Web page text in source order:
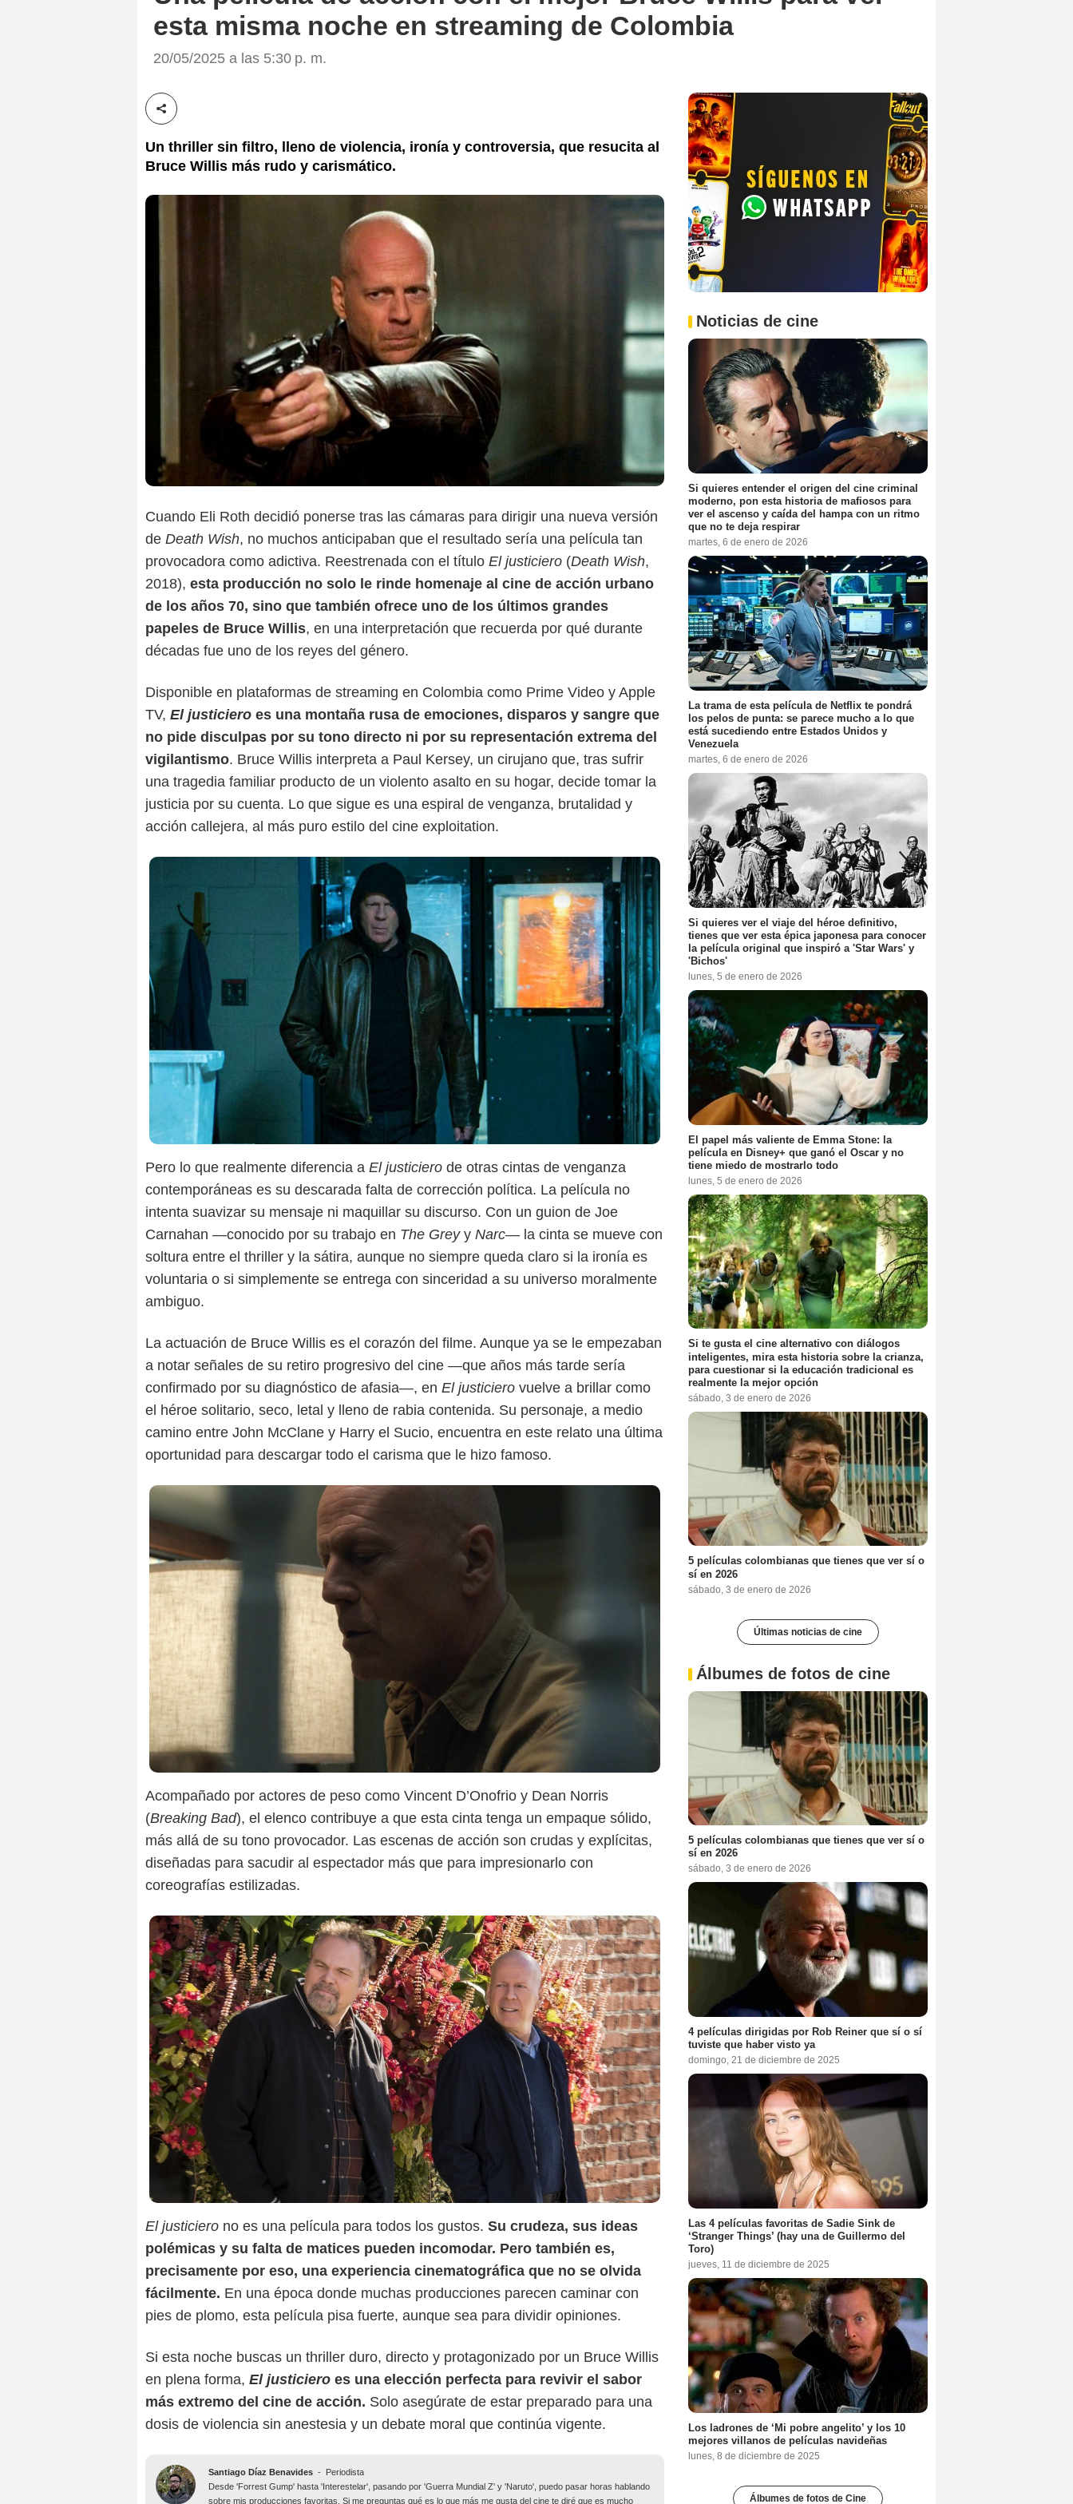
esta misma noche en streaming de Colombia
20/05/2025 a las 5:30 p. m.
Compartir esta noticia
Un thriller sin filtro, lleno de violencia, ironía y controversia, que resucita al
Bruce Willis más rudo y carismático.
Cuando Eli Roth decidió ponerse tras las cámaras para dirigir una nueva versión
de Death Wish, no muchos anticipaban que el resultado sería una película tan
provocadora como adictiva. Reestrenada con el título El justiciero (Death Wish,
2018), esta producción no solo le rinde homenaje al cine de acción urbano
de los años 70, sino que también ofrece uno de los últimos grandes
papeles de Bruce Willis, en una interpretación que recuerda por qué durante
décadas fue uno de los reyes del género.
Disponible en plataformas de streaming en Colombia como Prime Video y Apple
TV, El justiciero es una montaña rusa de emociones, disparos y sangre que
no pide disculpas por su tono directo ni por su representación extrema del
vigilantismo. Bruce Willis interpreta a Paul Kersey, un cirujano que, tras sufrir
una tragedia familiar producto de un violento asalto en su hogar, decide tomar la
justicia por su cuenta. Lo que sigue es una espiral de venganza, brutalidad y
acción callejera, al más puro estilo del cine exploitation.
Apple TV+
Pero lo que realmente diferencia a El justiciero de otras cintas de venganza
contemporáneas es su descarada falta de corrección política. La película no
intenta suavizar su mensaje ni maquillar su discurso. Con un guion de Joe
Carnahan —conocido por su trabajo en The Greyy Narc— la cinta se mueve con
soltura entre el thriller y la sátira, aunque no siempre queda claro si la ironía es
voluntaria o si simplemente se entrega con sinceridad a su universo moralmente
ambiguo.
La actuación de Bruce Willis es el corazón del filme. Aunque ya se le empezaban
a notar señales de su retiro progresivo del cine —que años más tarde sería
confirmado por su diagnóstico de afasia—, en El justiciero vuelve a brillar como
el héroe solitario, seco, letal y lleno de rabia contenida. Su personaje, a medio
camino entre John McClane y Harry el Sucio, encuentra en este relato una última
oportunidad para descargar todo el carisma que le hizo famoso.
Acompañado por actores de peso como Vincent D’Onofrio y Dean Norris
(Breaking Bad), el elenco contribuye a que esta cinta tenga un empaque sólido,
más allá de su tono provocador. Las escenas de acción son crudas y explícitas,
diseñadas para sacudir al espectador más que para impresionarlo con
coreografías estilizadas.
El justiciero no es una película para todos los gustos. Su crudeza, sus ideas
polémicas y su falta de matices pueden incomodar. Pero también es,
precisamente por eso, una experiencia cinematográfica que no se olvida
fácilmente. En una época donde muchas producciones parecen caminar con
pies de plomo, esta película pisa fuerte, aunque sea para dividir opiniones.
Si esta noche buscas un thriller duro, directo y protagonizado por un Bruce Willis
en plena forma, El justiciero es una elección perfecta para revivir el sabor
más extremo del cine de acción. Solo asegúrate de estar preparado para una
dosis de violencia sin anestesia y un debate moral que continúa vigente.
Santiago Díaz Benavides -
Periodista
Desde 'Forrest Gump' hasta 'Interestelar', pasando por 'Guerra Mundial Z' y 'Naruto', puedo pasar horas hablando
sobre mis producciones favoritas. Si me preguntas qué es lo que más me gusta del cine te diré que es mucho
Noticias de cine
Si quieres entender el origen del cine criminal
moderno, pon esta historia de mafiosos para
ver el ascenso y caída del hampa con un ritmo
que no te deja respirar
martes, 6 de enero de 2026
La trama de esta película de Netflix te pondrá
los pelos de punta: se parece mucho a lo que
está sucediendo entre Estados Unidos y
Venezuela
martes, 6 de enero de 2026
Si quieres ver el viaje del héroe definitivo,
tienes que ver esta épica japonesa para conocer
la película original que inspiró a 'Star Wars' y
'Bichos'
lunes, 5 de enero de 2026
El papel más valiente de Emma Stone: la
película en Disney+ que ganó el Oscar y no
tiene miedo de mostrarlo todo
lunes, 5 de enero de 2026
Si te gusta el cine alternativo con diálogos
inteligentes, mira esta historia sobre la crianza,
para cuestionar si la educación tradicional es
realmente la mejor opción
sábado, 3 de enero de 2026
5 películas colombianas que tienes que ver sí o
sí en 2026
sábado, 3 de enero de 2026
Últimas noticias de cine
Álbumes de fotos de cine
5 películas colombianas que tienes que ver sí o
sí en 2026
sábado, 3 de enero de 2026
4 películas dirigidas por Rob Reiner que sí o sí
tuviste que haber visto ya
domingo, 21 de diciembre de 2025
Las 4 películas favoritas de Sadie Sink de
‘Stranger Things’ (hay una de Guillermo del
Toro)
jueves, 11 de diciembre de 2025
Los ladrones de ‘Mi pobre angelito’ y los 10
mejores villanos de películas navideñas
lunes, 8 de diciembre de 2025
Álbumes de fotos de Cine